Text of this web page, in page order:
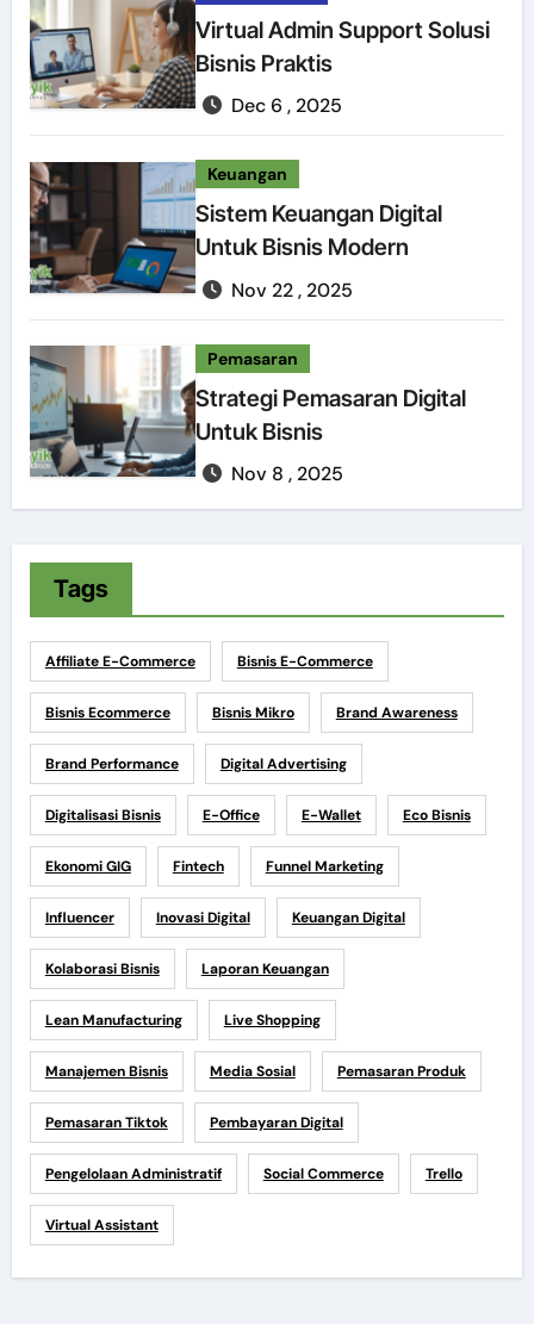
Virtual Admin Support Solusi
Bisnis Praktis
Dec 6 , 2025
Keuangan
Sistem Keuangan Digital
Untuk Bisnis Modern
Nov 22 , 2025
Pemasaran
Strategi Pemasaran Digital
Untuk Bisnis
Nov 8 , 2025
Tags
Affiliate E-Commerce Bisnis E-Commerce
Bisnis Ecommerce Bisnis Mikro Brand Awareness
Brand Performance Digital Advertising
Digitalisasi Bisnis E-Office E-Wallet Eco Bisnis
Ekonomi GIG Fintech Funnel Marketing
Influencer Inovasi Digital Keuangan Digital
Kolaborasi Bisnis Laporan Keuangan
Lean Manufacturing Live Shopping
Manajemen Bisnis Media Sosial Pemasaran Produk
Pemasaran Tiktok Pembayaran Digital
Pengelolaan Administratif Social Commerce Trello
Virtual Assistant